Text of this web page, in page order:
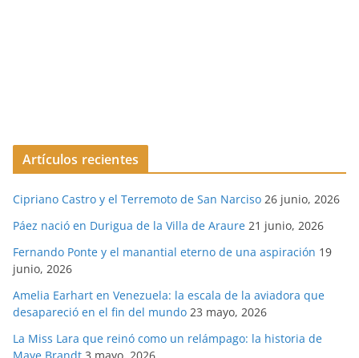
Artículos recientes
Cipriano Castro y el Terremoto de San Narciso 26 junio, 2026
Páez nació en Durigua de la Villa de Araure 21 junio, 2026
Fernando Ponte y el manantial eterno de una aspiración 19
junio, 2026
Amelia Earhart en Venezuela: la escala de la aviadora que
desapareció en el fin del mundo 23 mayo, 2026
La Miss Lara que reinó como un relámpago: la historia de